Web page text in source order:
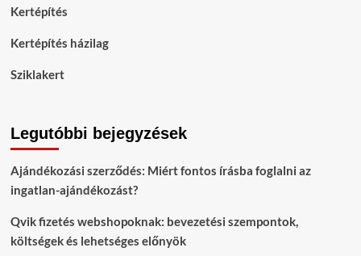
Kertépítés
Kertépítés házilag
Sziklakert
Legutóbbi bejegyzések
Ajándékozási szerződés: Miért fontos írásba foglalni az
ingatlan-ajándékozást?
Qvik fizetés webshopoknak: bevezetési szempontok,
költségek és lehetséges előnyök